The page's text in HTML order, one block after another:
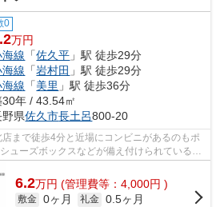
0
万円
海線 「佐久平 」駅 徒歩29分
海線 「岩村田 」駅 徒歩29分
海線 「美里 」駅 徒歩36分
30年 / 43.54㎡
野県佐久市長土呂800-20
まで徒歩4分と近場にコンビニがあるのもポ
ューズボックスなどが備え付けられているの
します...
6.2万円 (管理費等：4,000円 )
敷金 0ヶ月 礼金 0.5ヶ月